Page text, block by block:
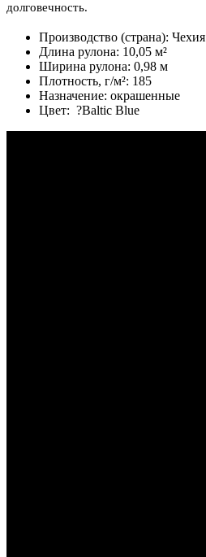
долговечность.
Производство (страна): Чехия
Длина рулона: 10,05 м²
Ширина рулона: 0,98 м
Плотность, г/м²: 185
Назначение: окрашенные
Цвет: ?Baltic Blue